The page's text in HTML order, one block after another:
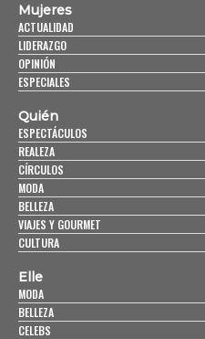
Mujeres
ACTUALIDAD
LIDERAZGO
OPINIÓN
ESPECIALES
Quién
ESPECTÁCULOS
REALEZA
CÍRCULOS
MODA
BELLEZA
VIAJES Y GOURMET
CULTURA
Elle
MODA
BELLEZA
CELEBS